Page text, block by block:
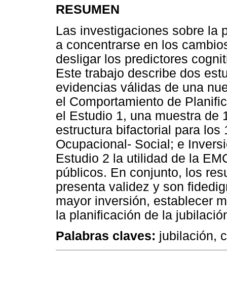
RESUMEN
Las investigaciones sobre la
a concentrarse en los
desligar los predictores
Este trabajo describe dos
evidencias válidas de una
el Comportamiento de
el Estudio 1, una muestra de
estructura bifactorial para
Ocupacional- Social; e
Estudio 2 la utilidad de la
públicos. En conjunto, los
presenta validez y son
mayor inversión, establecer
la planificación de la
Palabras claves: jubilación,